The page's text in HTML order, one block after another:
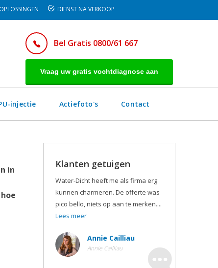
DIENST NA VERKOOP
Bel Gratis 0800/61 667
Vraag uw gratis vochtdiagnose aan
injectie Actiefoto's Contact
in
Klanten getuigen
Water-Dicht heeft me als firma erg
kunnen charmeren. De offerte was
pico bello, niets op aan te merken....
Lees meer
Annie Cailliau
Annie Cailliau